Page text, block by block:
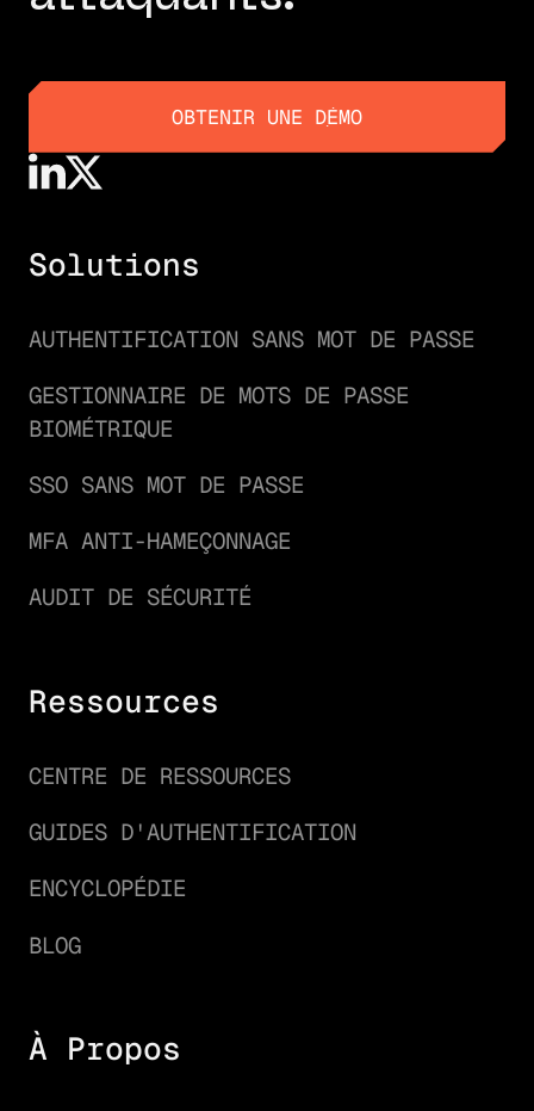
OBTENIR UNE DÉMO
Solutions
AUTHENTIFICATION SANS MOT DE PASSE
GESTIONNAIRE DE MOTS DE PASSE
BIOMÉTRIQUE
SSO SANS MOT DE PASSE
MFA ANTI-HAMEÇONNAGE
AUDIT DE SÉCURITÉ
Ressources
CENTRE DE RESSOURCES
GUIDES D'AUTHENTIFICATION
ENCYCLOPÉDIE
BLOG
À Propos